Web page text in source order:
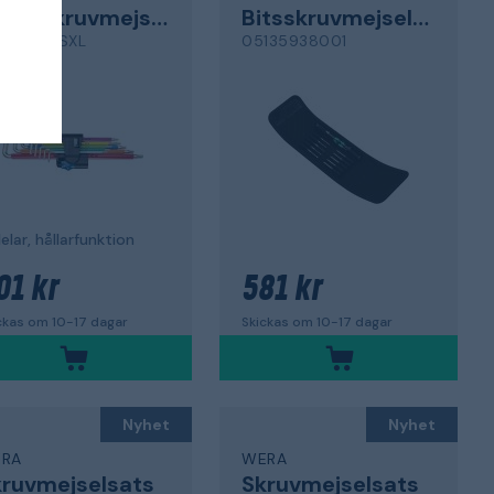
Vinkelskruvmejselsats
9 TX SXL
hållarfunktion
kr
om 10-17 dagar
Bitsskruvmejselsats
05135938001
581 kr
Skickas om 10-17 dagar
Nyhet
Nyhet
WERA
Skruvmejselsats